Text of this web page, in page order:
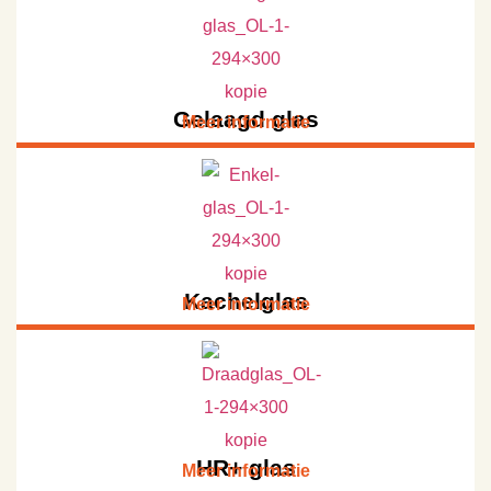
Gelaagd glas
Meer informatie
Kachelglas
Meer informatie
HR+ glas
Meer informatie